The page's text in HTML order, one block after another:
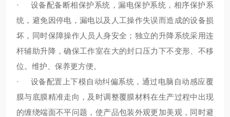
·
设备配备断相保护系统，漏电保护系统，相序保护系
统，避免因停电，漏电以及人工操作失误而造成的设备损
坏，同时保障操作人员人身安全；独立的升降系统采用连
杆辅助升降，确保工作室在大的封口压力下不变形、不移
位。维护、保养更方便。
·
设备配置上下模自动纠偏系统，通过电脑自动感应覆
膜与底膜精准走向，及时调整覆膜材料在生产过程中出现
的缠绕端面不平问题，使产品包装外观更加美观，同时避